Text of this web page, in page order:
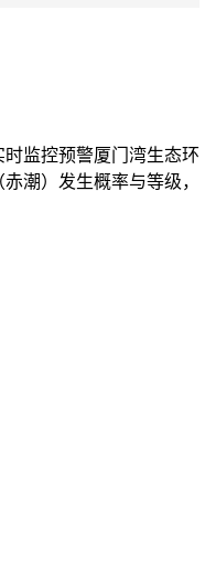
监控预警厦门湾生态环
潮）发生概率与等级，